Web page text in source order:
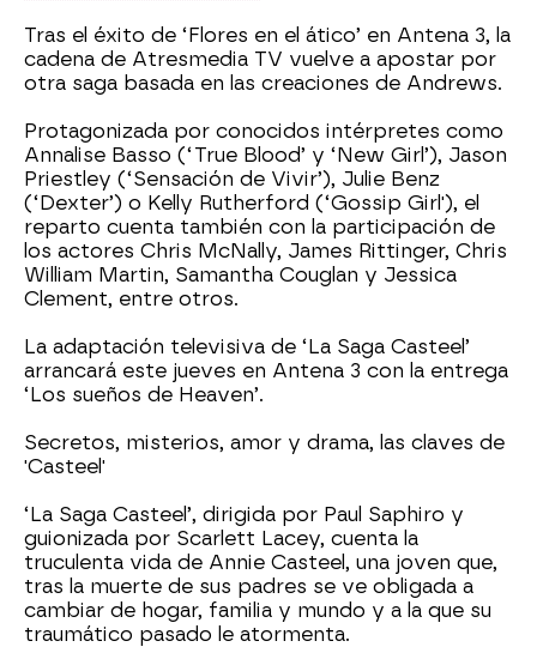
Tras el éxito de ‘Flores en el ático’ en Antena 3, la
cadena de Atresmedia TV vuelve a apostar por
otra saga basada en las creaciones de Andrews.
Protagonizada por conocidos intérpretes como
Annalise Basso (‘True Blood’ y ‘New Girl’), Jason
Priestley (‘Sensación de Vivir’), Julie Benz
(‘Dexter’) o Kelly Rutherford (‘Gossip Girl'), el
reparto cuenta también con la participación de
los actores Chris McNally, James Rittinger, Chris
William Martin, Samantha Couglan y Jessica
Clement, entre otros.
La adaptación televisiva de ‘La Saga Casteel’
arrancará este jueves en Antena 3 con la entrega
‘Los sueños de Heaven’.
Secretos, misterios, amor y drama, las claves de
'Casteel'
‘La Saga Casteel’, dirigida por Paul Saphiro y
guionizada por Scarlett Lacey, cuenta la
truculenta vida de Annie Casteel, una joven que,
tras la muerte de sus padres se ve obligada a
cambiar de hogar, familia y mundo y a la que su
traumático pasado le atormenta.